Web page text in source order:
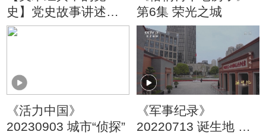
史】党史故事讲述：
红岩精神永放光芒！
第6集 荣光之城
《活力中国》
20230903 城市“侦探”
《军事纪录》
20220713 诞生地 第4